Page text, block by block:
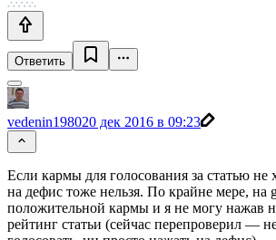
Ответить
vedenin198020 дек 2016 в 09:23
Если кармы для голосования за статью не
на дефис тоже нельзя. По крайне мере, на
положительной кармы и я не могу нажав
рейтинг статьи (сейчас перепроверил —